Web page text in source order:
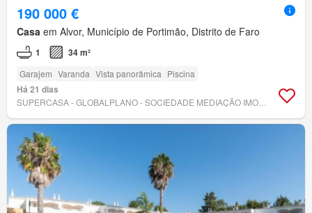
190 000 €
Casa em Alvor, Município de Portimão, Distrito de Faro
1 34 m²
Garajem Varanda Vista panorâmica Piscina
Há 21 dias